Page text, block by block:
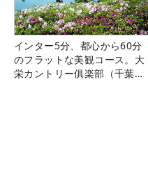
インター5分、都心から60分
のフラットな美観コース。大
栄カントリー俱楽部（千葉